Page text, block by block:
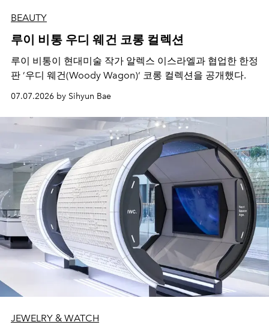
BEAUTY
루이 비통 우디 웨건 코롱 컬렉션
루이 비통이 현대미술 작가 알렉스 이스라엘과 협업한 한정
판 ’우디 웨건(Woody Wagon)‘ 코롱 컬렉션을 공개했다.
07.07.2026 by Sihyun Bae
JEWELRY & WATCH